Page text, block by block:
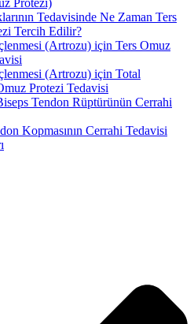
Protezi)
Tedavisinde Ne Zaman Ters
Tercih Edilir?
(Artrozu) için Ters Omuz
(Artrozu) için Total
Protezi Tedavisi
Tendon Rüptürünün Cerrahi
Kopmasının Cerrahi Tedavisi